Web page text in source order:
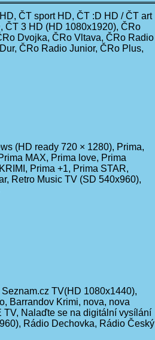
ČT sport HD, ČT :D HD / ČT art
ČT 3 HD (HD 1080x1920), ČRo
Dvojka, ČRo Vltava, ČRo Radio
ČRo Radio Junior, ČRo Plus,
(HD ready 720 × 1280), Prima,
MAX, Prima love, Prima
Prima +1, Prima STAR,
Retro Music TV (SD 540x960),
Seznam.cz TV(HD 1080x1440),
Barrandov Krimi, nova, nova
TV, Nalaďte se na digitální vysílání
Rádio Dechovka, Rádio Český